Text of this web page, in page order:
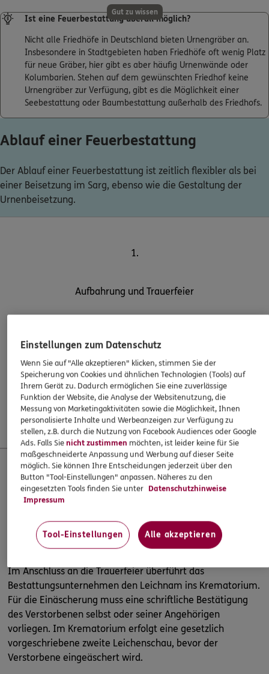
Gut zu wissen
Ist eine Feuerbestattung überall möglich?
Nicht alle Friedhöfe in Deutschland bieten Urnengräber an.
Insbesondere in Stadtgebieten haben Friedhöfe oft wenig Platz
für neue Gräber, hier gibt es aber häufig Urnenwände oder
Kolumbarien. Stehen auf dem gewünschten Friedhof keine
Urnengräber zur Verfügung, gibt es die Möglichkeit einer
Seebestattung oder Baumbestattung außerhalb des Friedhofs.
Ablauf einer Feuerbestattung
Der Ablauf einer Feuerbestattung ist zeitlich flexibler als bei
einer Beisetzung im Sarg, ebenso wie die Gestaltung der
Urnenbeisetzung.
1.
Aufbahrung und Trauerfeier
Nach der Feststellung des Todes wird der Verstorbene in
die Räume des Bestattungsunternehmens überführt,
vorbereitet und aufgebahrt, damit die Angehörigen
Abschied nehmen können. Häufig findet hier auch die
Trauerfeierstatt, in der Regel einige Tage vor der
Einäscherung.
2.
Überführung und Kremation
Im Anschluss an die Trauerfeier überführt das
Bestattungsunternehmen den Leichnam ins Krematorium.
Für die Einäscherung muss eine schriftliche Bestätigung
des Verstorbenen selbst oder seiner Angehörigen
vorliegen. Im Krematorium erfolgt eine gesetzlich
vorgeschriebene zweite Leichenschau, bevor der
Verstorbene eingeäschert wird.
Einstellungen zum Datenschutz
Wenn Sie auf "Alle akzeptieren" klicken, stimmen Sie der
Speicherung von Cookies und ähnlichen Technologien (Tools) auf
Ihrem Gerät zu. Dadurch ermöglichen Sie eine zuverlässige
Funktion der Website, die Analyse der Websitenutzung, die
Messung von Marketingaktivitäten sowie die Möglichkeit, Ihnen
personalisierte Inhalte und Werbeanzeigen zur Verfügung zu
stellen, z.B. durch die Nutzung von Facebook Audiences oder Google
Ads. Falls Sienicht zustimmen möchten, ist leider keine für Sie
maßgeschneiderte Anpassung und Werbung auf dieser Seite
möglich. Sie können Ihre Entscheidungen jederzeit über den
Button "Tool-Einstellungen" anpassen. Näheres zu den
eingesetzten Tools finden Sie unter Datenschutzhinweise
Impressum
Tool-Einstellungen Alle akzeptieren